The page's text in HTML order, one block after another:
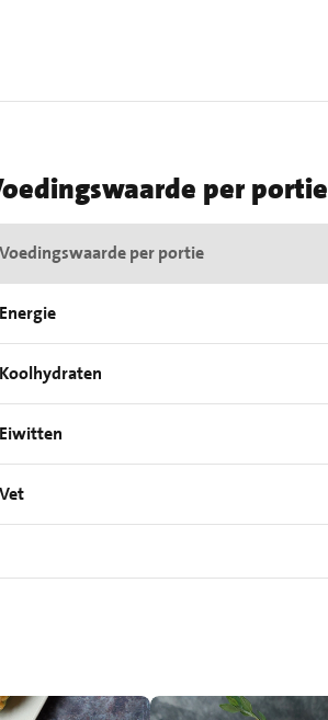
per portie
Voedingswaarde per portie
Energie
Koolhydraten
Eiwitten
Vet